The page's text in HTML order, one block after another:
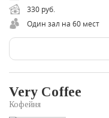
330 руб.
Один зал на 60 мест
Very Coffee
Кофейня